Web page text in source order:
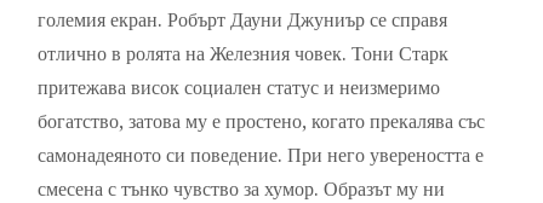
големия екран. Робърт Дауни Джуниър се справя
отлично в ролята на Железния човек. Тони Старк
притежава висок социален статус и неизмеримо
богатство, затова му е простено, когато прекалява със
самонадеяното си поведение. При него увереността е
смесена с тънко чувство за хумор. Образът му ни